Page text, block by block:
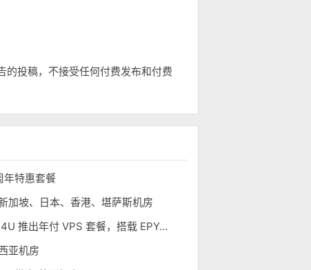
投稿，不接受任何付费发布和付费
特惠套餐
加坡、日本、香港、堪萨斯机房
马来西亚主机商 SVR4U 推出年付 VPS 套餐，搭载 EPYC/至强铂金，支持支付宝
亚机房